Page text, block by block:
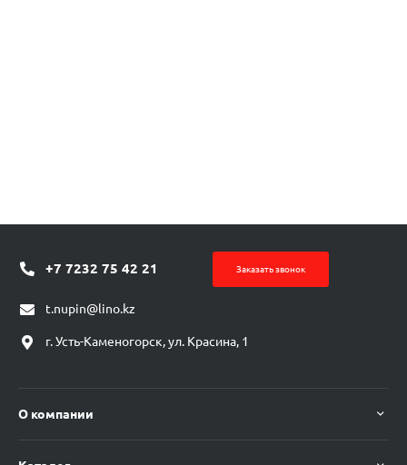
+7 7232 75 42 21 Заказать звонок
t.nupin@lino.kz
г. Усть-Каменогорск, ул. Красина, 1
О компании